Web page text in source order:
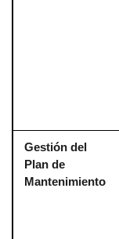
Gestión del
Plan de
Mantenimiento